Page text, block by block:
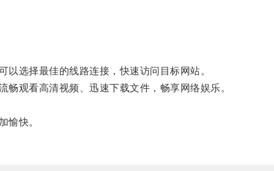
选择最佳的线路连接，快速访问目标网站。
观看高清视频、迅速下载文件，畅享网络娱乐。
愉快。